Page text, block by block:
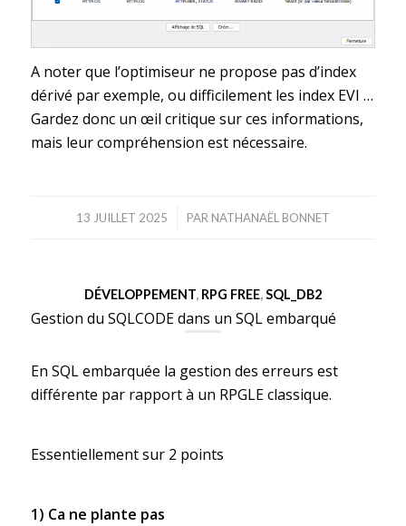
A noter que l’optimiseur ne propose pas d’index
dérivé par exemple, ou difficilement les index EVI …
Gardez donc un œil critique sur ces informations,
mais leur compréhension est nécessaire.
13 JUILLET 2025
/ PAR NATHANAËL BONNET
DÉVELOPPEMENT, RPG FREE,SQL_DB2
Gestion du SQLCODE dans un SQL embarqué
En SQL embarquée la gestion des erreurs est
différente par rapport à un RPGLE classique.
Essentiellement sur 2 points
1) Ca ne plante pas